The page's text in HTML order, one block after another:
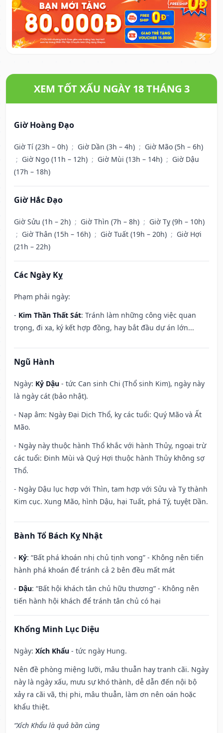
XEM TỐT XẤU NGÀY 18 THÁNG 3
Giờ Hoàng Đạo
Giờ Tí (23h – 0h) ; Giờ Dần (3h – 4h) ; Giờ Mão (5h – 6h)
; Giờ Ngọ (11h – 12h) ; Giờ Mùi (13h – 14h) ; Giờ Dậu
(17h – 18h)
Giờ Hắc Đạo
Giờ Sửu (1h – 2h) ; Giờ Thìn (7h – 8h) ; Giờ Tỵ (9h – 10h)
; Giờ Thân (15h – 16h) ; Giờ Tuất (19h – 20h) ; Giờ Hợi
(21h – 22h)
Các Ngày Kỵ
Phạm phải ngày:
- Kim Thần Thất Sát: Tránh làm những công việc quan
trọng, đi xa, ký kết hợp đồng, hay bắt đầu dự án lớn...
Ngũ Hành
Ngày: Kỷ Dậu - tức Can sinh Chi (Thổ sinh Kim), ngày này
là ngày cát (bảo nhật).
- Nạp âm: Ngày Đại Dịch Thổ, kỵ các tuổi: Quý Mão và Ất
Mão.
- Ngày này thuộc hành Thổ khắc với hành Thủy, ngoại trừ
các tuổi: Đinh Mùi và Quý Hợi thuộc hành Thủy không sợ
Thổ.
- Ngày Dậu lục hợp với Thìn, tam hợp với Sửu và Tỵ thành
Kim cục. Xung Mão, hình Dậu, hại Tuất, phá Tý, tuyệt Dần.
Bành Tổ Bách Kỵ Nhật
- Kỷ: “Bất phá khoán nhị chủ tịnh vong” - Không nên tiến
hành phá khoán để tránh cả 2 bên đều mất mát
- Dậu: “Bất hội khách tân chủ hữu thương” - Không nên
tiến hành hội khách để tránh tân chủ có hại
Khổng Minh Lục Diệu
Ngày: Xích Khẩu - tức ngày Hung.
Nên đề phòng miệng lưỡi, mâu thuẫn hay tranh cãi. Ngày
này là ngày xấu, mưu sự khó thành, dễ dẫn đến nội bộ
xảy ra cãi vã, thị phi, mâu thuẫn, làm ơn nên oán hoặc
khẩu thiệt.
“Xích Khẩu là quả bần cùng